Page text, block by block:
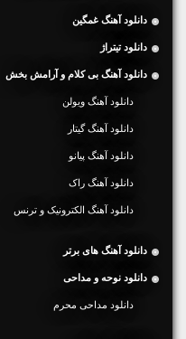
دانلود آهنگ غمگین
دانلود تیتراژ
دانلود آهنگ بی کلام و آرامش بخش
دانلود آهنگ ویولن
دانلود آهنگ گیتار
دانلود آهنگ پیانو
دانلود آهنگ راک
دانلود آهنگ الکترونیک و ترنس
دانلود آهنگ های برتر
دانلود نوحه و مداحی
دانلود مداحی محرم